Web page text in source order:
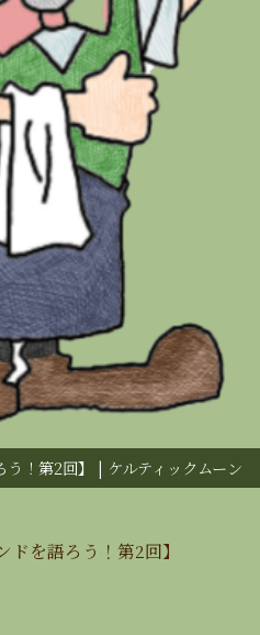
う！第2回】 | ケルティックムーン
ドを語ろう！第2回】